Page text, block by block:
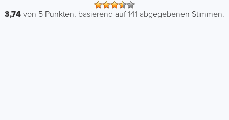
3,74 von 5 Punkten, basierend auf141 abgegebenen Stimmen.